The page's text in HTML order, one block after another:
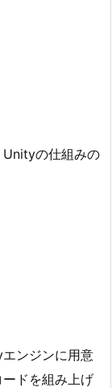
Unityの仕組みの
ンジンに用意
ドを組み上げ